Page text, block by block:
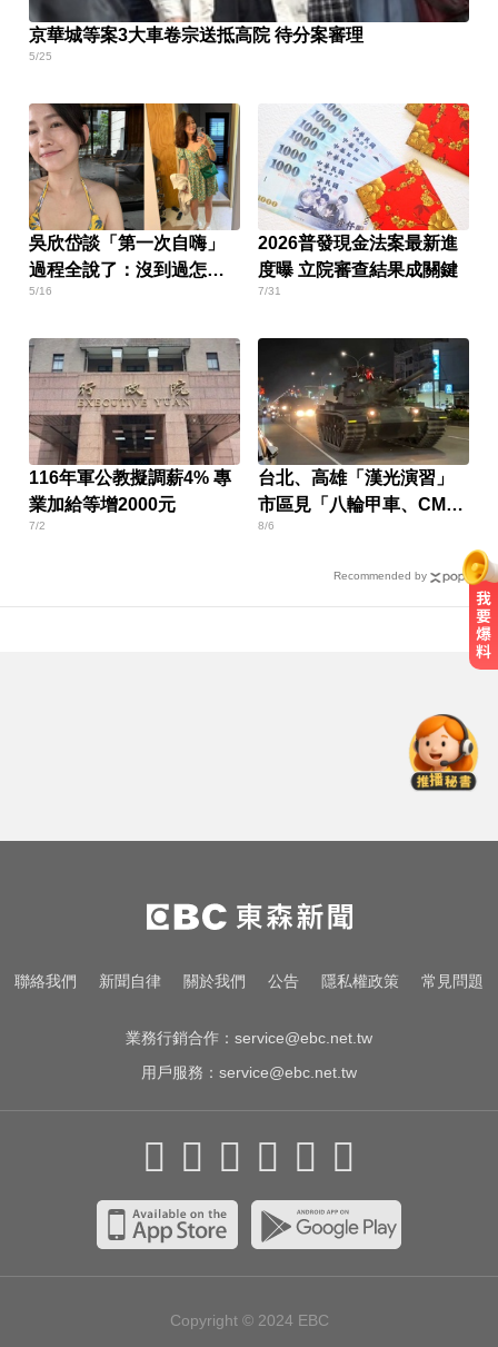
京華城等案3大車卷宗送抵高院 待分案審理
5/25
吳欣岱談「第一次自嗨」
過程全說了：沒到過怎期
待對方
5/16
2026普發現金法案最新進
度曝 立院審查結果成關鍵
7/31
116年軍公教擬調薪4% 專
業加給等增2000元
7/2
台北、高雄「漢光演習」
市區見「八輪甲車、CM11
戰車」
8/6
Recommended by
虹膜斷裂恐失明
千金股跌落神壇！國巨收540元 分
析師：只是剛開始
喉嚨痛別輕忽！醫揭口咽癌4警訊
聯絡我們 新聞自律 關於我們 公告 隱私權政策 常見問題
業務行銷合作： service@ebc.net.tw
用戶服務： service@ebc.net.tw
Copyright © 2024 EBC